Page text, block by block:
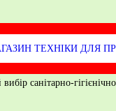
санітарно-